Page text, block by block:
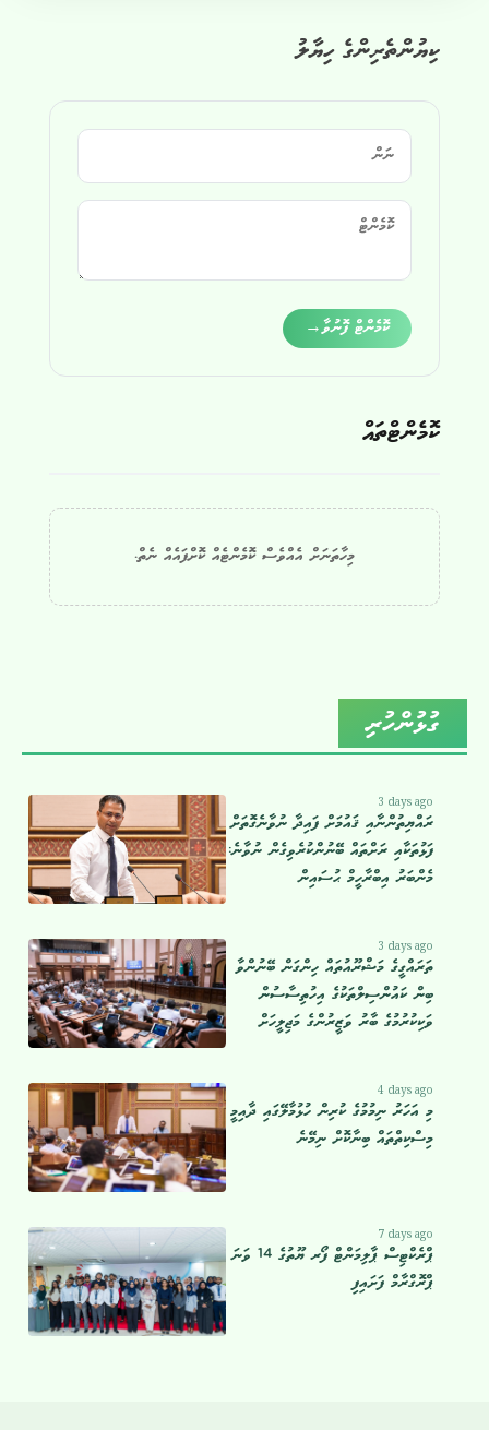
ކިޔުންތެރިންގެ ހިޔާލު
ކޮމެންޓް ފޮނުވާ→
ކޮމެންޓްތައް
މިހާތަނަށް އެއްވެސް ކޮމެންޓެއް ކޮށްފައެއް ނެތް.
ގުޅުންހުރި
3 days ago
ރައްޔިތުންނާއި ޤައުމަށް ފައިދާ ނުވާނެގޮތަށް
ފަޅުތަކާއި ރަށްތައް ބޭނުންކުރެވިގެން ނުވާނެ:
މެންބަރު އިބްރާހީމް ޙުސައިން
3 days ago
ތަރައްގީގެ މަޝްރޫއުތައް ހިންގަން ބޭނުންވާ
ބިން ކައުންސިލްތަކުގެ އިހުތިސާސުން
ވަކިކުރުމުގެ ބާރު ވަޒީރުންގެ މަޖިލީހަށް
4 days ago
މި އަހަރު ނިމުމުގެ ކުރިން ހުޅުމާލޭގައި ދާއިމީ
މިސްކިތްތައް ބިނާކޮށް ނިމޭނެ
7 days ago
ޕްރެކްޓިސް ޕާލިމަންޓް ފޯރ ޔޫތުގެ 14 ވަނަ
ޕްރޮގްރާމް ފަށައިފި